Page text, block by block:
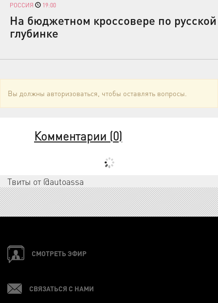
РОССИЯ 19:00
На бюджетном кроссовере по русской
глубинке
Вы должны авторизоваться, чтобы оставлять вопросы.
Комментарии (0)
Твиты от @autoassa
СМОТРЕТЬ ЭФИР
СВЯЗАТЬСЯ С НАМИ